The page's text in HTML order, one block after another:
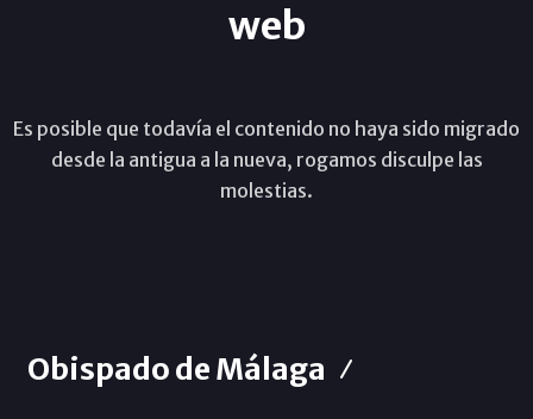
web
Es posible que todavía el contenido no haya sido migrado
desde la antigua a la nueva, rogamos disculpe las
molestias.
Obispado de Málaga